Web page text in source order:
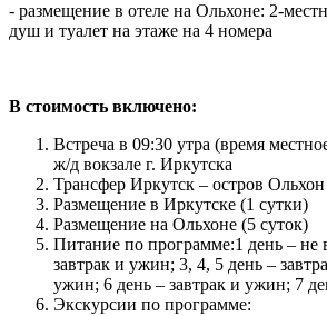
- размещение в отеле на Ольхоне: 2-
душ и туалет на этаже на 4 номера
В стоимость включено:
Встреча в 09:30 утра (время
ж/д вокзале г. Иркутска
Трансфер Иркутск – остров
Размещение в Иркутске (1 сутки)
Размещение на Ольхоне (5 суток)
Питание по программе:1 день – не
завтрак и ужин; 3, 4, 5 день –
ужин; 6 день – завтрак и ужин; 7
Экскурсии по программе: